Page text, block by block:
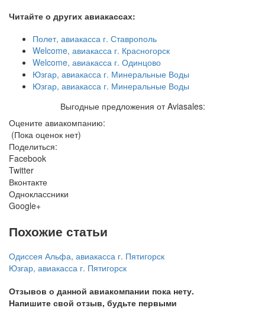
Читайте о других авиакассах:
Полет, авиакасса г. Ставрополь
Welcome, авиакасса г. Красногорск
Welcome, авиакасса г. Одинцово
Юзгар, авиакасса г. Минеральные Воды
Юзгар, авиакасса г. Минеральные Воды
Выгодные предложения от Aviasales:
Оцените авиакомпанию:
(Пока оценок нет)
Поделиться:
Facebook
Twitter
Вконтакте
Одноклассники
Google+
Похожие статьи
Одиссея Альфа, авиакасса г. Пятигорск
Юзгар, авиакасса г. Пятигорск
Отзывов о данной авиакомпании пока нету.
Напишите свой отзыв, будьте первыми